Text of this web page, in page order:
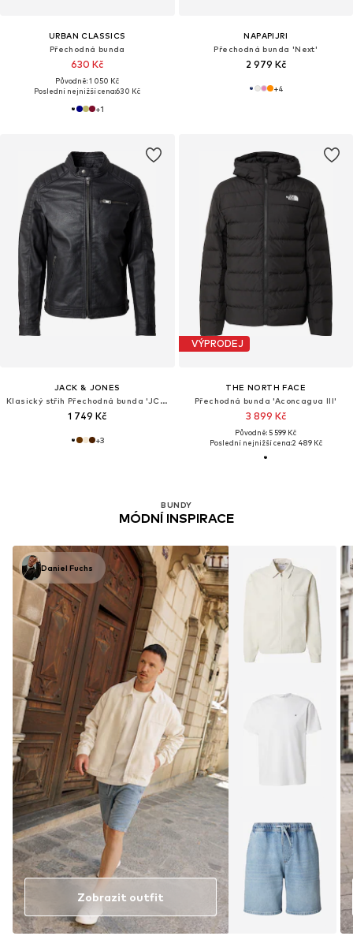
URBAN CLASSICS
Přechodná bunda
630 Kč
Původně: 1 050 Kč
Poslední nejnižší cena:630 Kč
+1
NAPAPIJRI
Přechodná bunda 'Next'
2 979 Kč
+4
JACK & JONES
Klasický střih Přechodná bunda 'JCORocky'
1 749 Kč
+3
BUNDY
MÓDNÍ INSPIRACE
Daniel Fuchs
Zobrazit outfit
VÝPRODEJ
THE NORTH FACE
Přechodná bunda 'Aconcagua III'
3 899 Kč
Původně: 5 599 Kč
Poslední nejnižší cena:2 489 Kč